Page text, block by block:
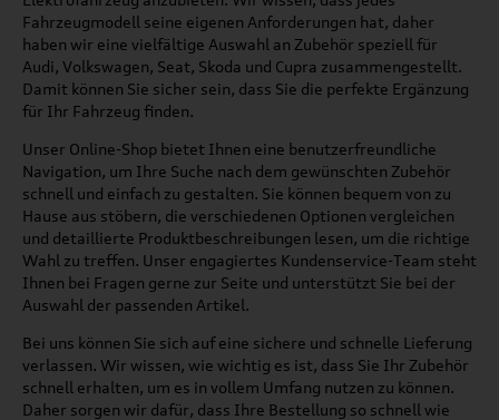
Fahrzeugmodell seine eigenen Anforderungen hat, daher
haben wir eine vielfältige Auswahl an Zubehör speziell für
Audi, Volkswagen, Seat, Skoda und Cupra zusammengestellt.
Damit können Sie sicher sein, dass Sie die perfekte Ergänzung
für Ihr Fahrzeug finden.
Unser Online-Shop bietet Ihnen eine benutzerfreundliche
Navigation, um Ihre Suche nach dem gewünschten Zubehör
schnell und einfach zu gestalten. Sie können bequem von zu
Hause aus stöbern, die verschiedenen Optionen vergleichen
und detaillierte Produktbeschreibungen lesen, um die richtige
Wahl zu treffen. Unser engagiertes Kundenservice-Team steht
Ihnen bei Fragen gerne zur Seite und unterstützt Sie bei der
Auswahl der passenden Artikel.
Bei uns können Sie sich auf eine sichere und schnelle Lieferung
verlassen. Wir wissen, wie wichtig es ist, dass Sie Ihr Zubehör
schnell erhalten, um es in vollem Umfang nutzen zu können.
Daher sorgen wir dafür, dass Ihre Bestellung so schnell wie